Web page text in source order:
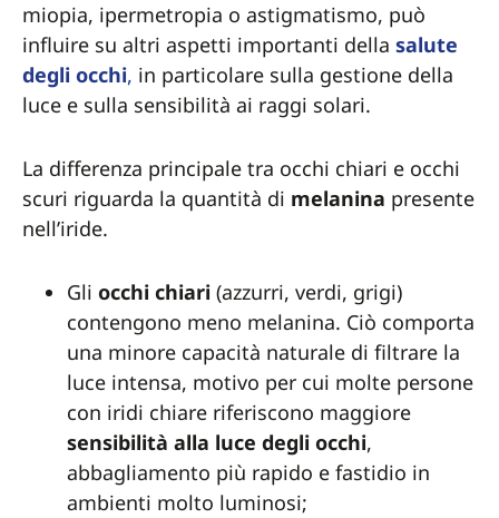
miopia, ipermetropia o astigmatismo, può
influire su altri aspetti importanti della salute
degli occhi, in particolare sulla gestione della
luce e sulla sensibilità ai raggi solari.
La differenza principale tra occhi chiari e occhi
scuri riguarda la quantità di melanina presente
nell’iride.
Gli occhi chiari (azzurri, verdi, grigi)
contengono meno melanina. Ciò comporta
una minore capacità naturale di filtrare la
luce intensa, motivo per cui molte persone
con iridi chiare riferiscono maggiore
sensibilità alla luce degli occhi,
abbagliamento più rapido e fastidio in
ambienti molto luminosi;